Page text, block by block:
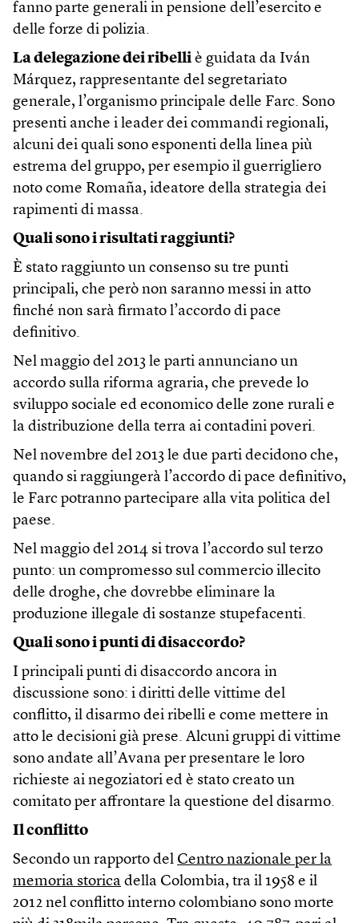
fanno parte generali in pensione dell’esercito e
delle forze di polizia.
La delegazione dei ribelli è guidata da Iván
Márquez, rappresentante del segretariato
generale, l’organismo principale delle Farc. Sono
presenti anche i leader dei commandi regionali,
alcuni dei quali sono esponenti della linea più
estrema del gruppo, per esempio il guerrigliero
noto come Romaña, ideatore della strategia dei
rapimenti di massa.
Quali sono i risultati raggiunti?
È stato raggiunto un consenso su tre punti
principali, che però non saranno messi in atto
finché non sarà firmato l’accordo di pace
definitivo.
Nel maggio del 2013 le parti annunciano un
accordo sulla riforma agraria, che prevede lo
sviluppo sociale ed economico delle zone rurali e
la distribuzione della terra ai contadini poveri.
Nel novembre del 2013 le due parti decidono che,
quando si raggiungerà l’accordo di pace definitivo,
le Farc potranno partecipare alla vita politica del
paese.
Nel maggio del 2014 si trova l’accordo sul terzo
punto: un compromesso sul commercio illecito
delle droghe, che dovrebbe eliminare la
produzione illegale di sostanze stupefacenti.
Quali sono i punti di disaccordo?
I principali punti di disaccordo ancora in
discussione sono: i diritti delle vittime del
conflitto, il disarmo dei ribelli e come mettere in
atto le decisioni già prese. Alcuni gruppi di vittime
sono andate all’Avana per presentare le loro
richieste ai negoziatori ed è stato creato un
comitato per affrontare la questione del disarmo.
Il conflitto
Secondo un rapporto del Centro nazionale per la
memoria storica della Colombia, tra il 1958 e il
2012 nel conflitto interno colombiano sono morte